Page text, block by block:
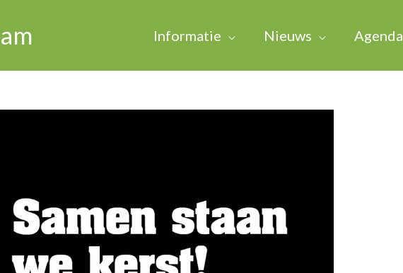
Informatie Nieuws Agenda